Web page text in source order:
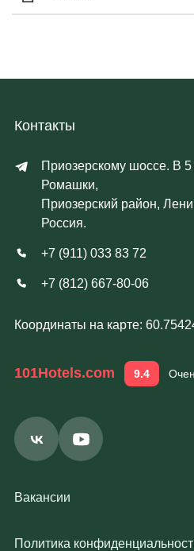
Контакты
Приозерскому шоссе. В 5
Ромашки,
Приозерский район,
Россия.
+7 (911) 033 83 72
+7 (812) 667-80-06
Координаты на карте:
101Hotels.com 9.4
Вакансии
Политика